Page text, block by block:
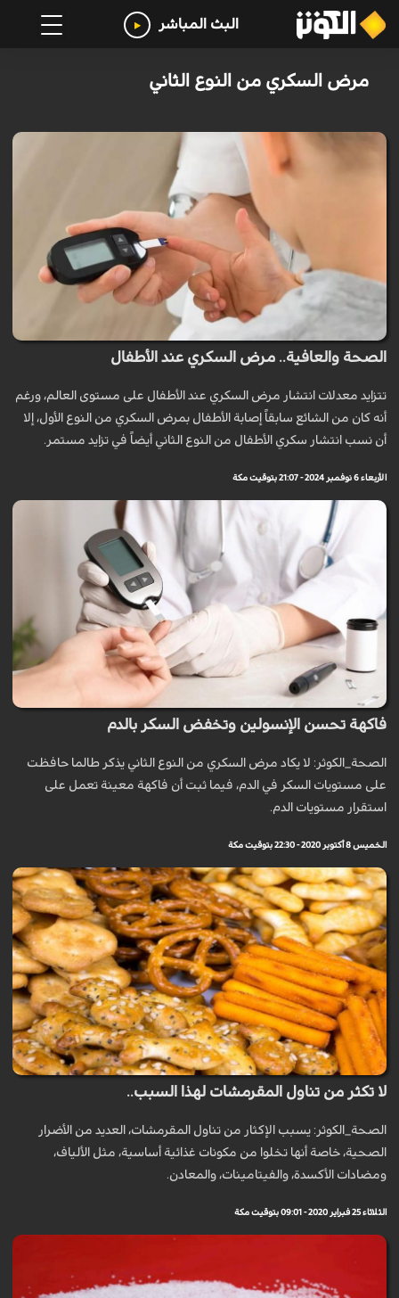
البث المباشر
مرض السكري من النوع الثاني
الصحة والعافية.. مرض السكري عند الأطفال
تتزايد معدلات انتشار مرض السكري عند الأطفال على مستوى العالم، ورغم
أنه كان من الشائع سابقاً إصابة الأطفال بمرض السكري من النوع الأول، إلا
أن نسب انتشار سكري الأطفال من النوع الثاني أيضاً في تزايد مستمر.
الأربعاء 6 نوفمبر 2024 - 21:07 بتوقيت مكة
فاكهة تحسن الإنسولين وتخفض السكر بالدم
الصحة_الكوثر: لا يكاد مرض السكري من النوع الثاني يذكر طالما حافظت
على مستويات السكر في الدم، فيما ثبت أن فاكهة معينة تعمل على
استقرار مستويات الدم.
الخميس 8 أكتوبر 2020 - 22:30 بتوقيت مكة
لا تكثر من تناول المقرمشات لهذا السبب..
الصحة_الكوثر: يسبب الإكثار من تناول المقرمشات، العديد من الأضرار
الصحية، خاصة أنها تخلوا من مكونات غذائية أساسية، مثل الألياف،
ومضادات الأكسدة، والفيتامينات، والمعادن.
الثلاثاء 25 فبراير 2020 - 09:01 بتوقيت مكة